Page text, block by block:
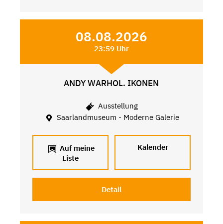
08.08.2026
23:59 Uhr
ANDY WARHOL. IKONEN
Ausstellung
Saarlandmuseum - Moderne Galerie
Auf meine
Liste
Kalender
Detail